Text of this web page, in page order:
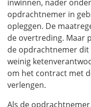
inwinnen, nader
opdrachtnemer in
opleggen. De
de overtreding. Maar
de opdrachtnemer dit
weinig
om het contract met
verlengen.
Als de